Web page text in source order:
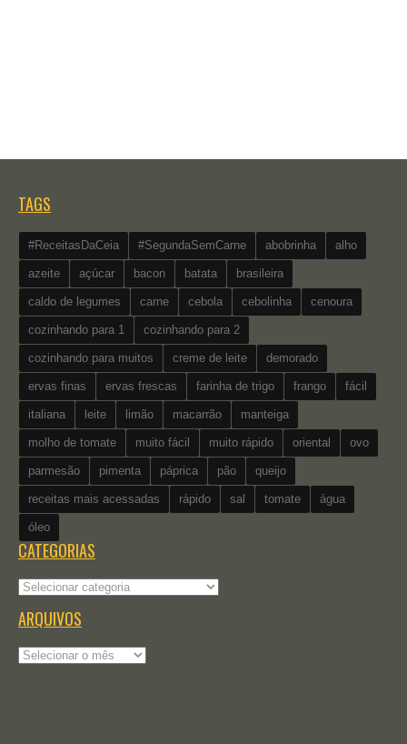
TAGS
#ReceitasDaCeia #SegundaSemCarne abobrinha alho
azeite açúcar bacon batata brasileira
caldo de legumes carne cebola cebolinha cenoura
cozinhando para 1 cozinhando para 2
cozinhando para muitos creme de leite demorado
ervas finas ervas frescas farinha de trigo frango fácil
italiana leite limão macarrão manteiga
molho de tomate muito fácil muito rápido oriental ovo
parmesão pimenta páprica pão queijo
receitas mais acessadas rápido sal tomate água
óleo
CATEGORIAS
Categorias
ARQUIVOS
Arquivos